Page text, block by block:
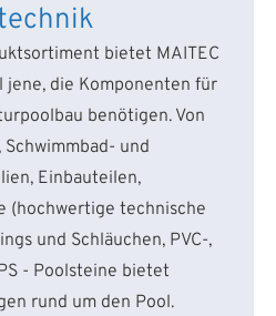
bietet MAITEC
jene, die Komponenten für
benötigen. Von
und
Einbauteilen,
(hochwertige technische
und Schläuchen, PVC-,
- Poolsteine bietet
rund um den Pool.